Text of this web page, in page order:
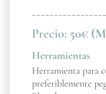
Precio: 50€
Herramientas
Herramienta para
preferiblemente